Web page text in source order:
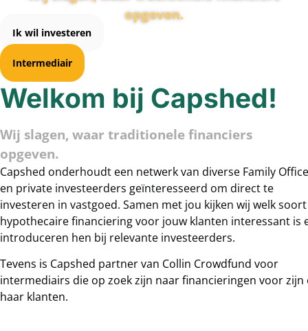
opgeven.
Ik wil investeren
Intermediair
Welkom bij Capshed!
Wij slagen, waar traditionele financiers
opgeven.
Capshed onderhoudt een netwerk van diverse Family
en private investeerders geïnteresseerd om direct te
investeren in vastgoed. Samen met jou kijken wij welk soort
hypothecaire financiering voor jouw klanten interessant is
introduceren hen bij relevante investeerders.
Tevens is Capshed partner van Collin Crowdfund voor
intermediairs die op zoek zijn naar financieringen voor zijn
haar klanten.